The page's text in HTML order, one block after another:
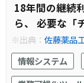
18年間の継続
ら、 必要な「
※出典：佐藤薬品
ル・情報資産管理
情報システム